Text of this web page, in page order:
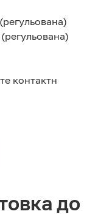
контактн
до